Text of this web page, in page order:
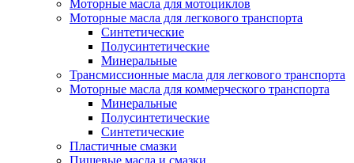
Моторные масла для мотоциклов
Моторные масла для легкового транспорта
Синтетические
Полусинтетические
Минеральные
Трансмиссионные масла для легкового транспорта
Моторные масла для коммерческого транспорта
Минеральные
Полусинтетические
Синтетические
Пластичные смазки
Пищевые масла и смазки